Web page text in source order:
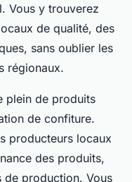
Vous y trouverez
de qualité, des
sans oublier les
régionaux.
plein de produits
de confiture.
producteurs locaux
des produits,
de production. Vous